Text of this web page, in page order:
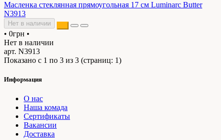
Масленка стеклянная прямоугольная 17 см Luminarc Butter
N3913
Нет в наличии
• 0грн •
Нет в наличии
арт. N3913
Показано с 1 по 3 из 3 (страниц: 1)
Информация
О нас
Наша комада
Сертификаты
Вакансии
Доставка